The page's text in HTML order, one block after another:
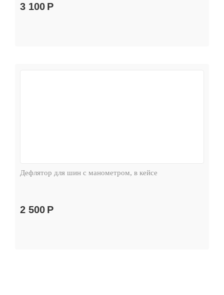
3 100 Р
Дефлятор для шин с манометром, в кейсе
2 500 Р